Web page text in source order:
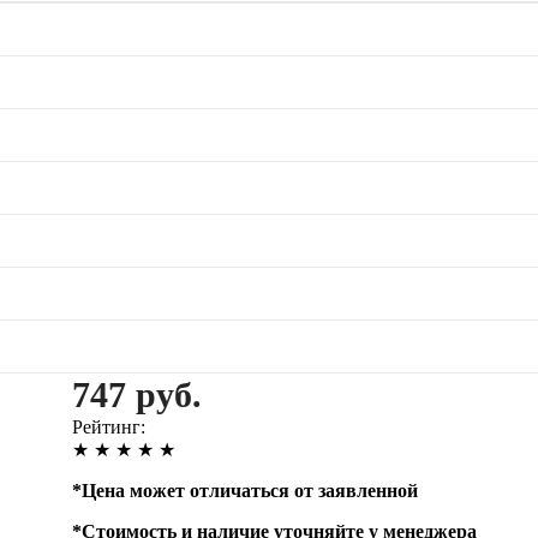
747 руб.
Рейтинг:
★ ★ ★ ★ ★
*Цена может отличаться от заявленной
*Стоимость и наличие уточняйте у менеджера